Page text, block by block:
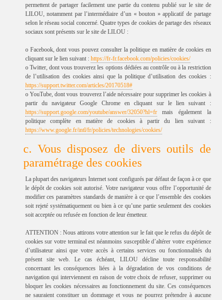
permettent de partager facilement une partie du contenu publié sur le site de
LILOU, notamment par l’intermédiaire d’un « bouton » applicatif de partage
selon le réseau social concerné. Quatre types de cookies de partage des réseaux
sociaux sont présents sur le site de LILOU :
o Facebook, dont vous pouvez consulter la politique en matière de cookies en
cliquant sur le lien suivant : https://fr-fr.facebook.com/policies/cookies/
o Twitter, dont vous trouverez les options dédiées au contrôle ou à la restriction
de l’utilisation des cookies ainsi que la politique d’utilisation des cookies :
https://support.twitter.com/articles/20170518#
o YouTube, dont vous trouverez l’aide nécessaire pour supprimer les cookies à
partir du navigateur Google Chrome en cliquant sur le lien suivant :
https://support.google.com/youtube/answer/32050?hl=frmais également la
politique complète en matière de cookies à partir du lien suivant :
https://www.google.fr/intl/fr/policies/technologies/cookies/
c. Vous disposez de divers outils de
paramétrage des cookies
La plupart des navigateurs Internet sont configurés par défaut de façon à ce que
le dépôt de cookies soit autorisé. Votre navigateur vous offre l’opportunité de
modifier ces paramètres standards de manière à ce que l’ensemble des cookies
soit rejeté systématiquement ou bien à ce qu’une partie seulement des cookies
soit acceptée ou refusée en fonction de leur émetteur.
ATTENTION : Nous attirons votre attention sur le fait que le refus du dépôt de
cookies sur votre terminal est néanmoins susceptible d’altérer votre expérience
d’utilisateur ainsi que votre accès à certains services ou fonctionnalités du
présent site web. Le cas échéant, LILOU décline toute responsabilité
concernant les conséquences liées à la dégradation de vos conditions de
navigation qui interviennent en raison de votre choix de refuser, supprimer ou
bloquer les cookies nécessaires au fonctionnement du site. Ces conséquences
ne sauraient constituer un dommage et vous ne pourrez prétendre à aucune